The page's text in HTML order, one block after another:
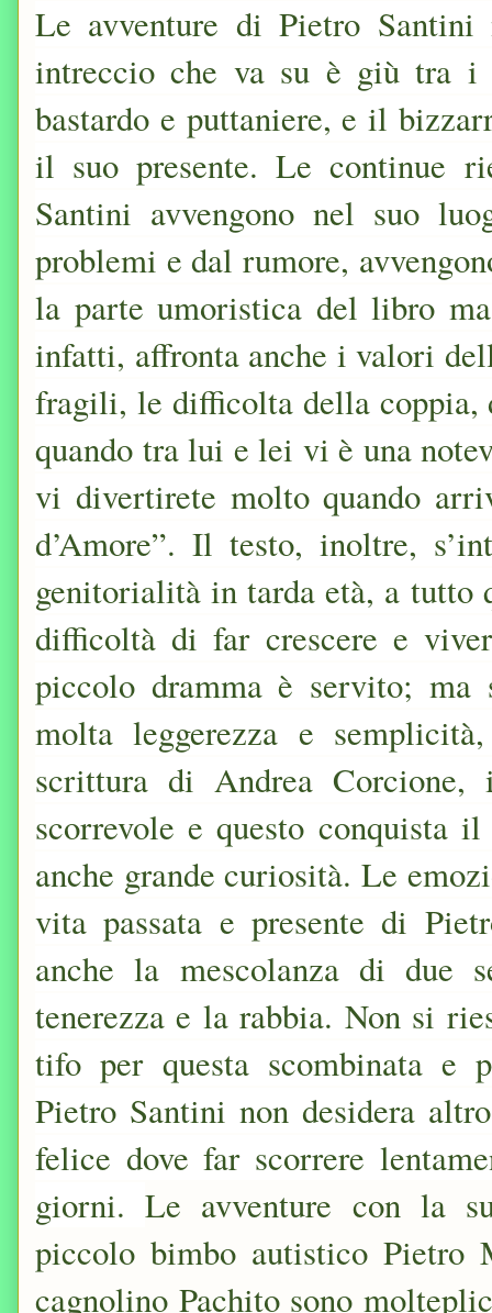
Le avventure di Pietro
intreccio che va su è giù tra i
bastardo e puttaniere, e il
il suo presente. Le continue
Santini avvengono nel suo
problemi e dal rumore,
la parte umoristica del libro
infatti, affronta anche i valori
fragili, le difficolta della coppia,
quando tra lui e lei vi è una
vi divertirete molto quando
d’Amore”. Il testo, inoltre,
genitorialità in tarda età, a tutto
difficoltà di far crescere e
piccolo dramma è servito;
molta leggerezza e
scrittura di Andrea
scorrevole e questo conquista
anche grande curiosità. Le
vita passata e presente di
anche la mescolanza di due
tenerezza e la rabbia. Non si
tifo per questa scombinata e
Pietro Santini non desidera
felice dove far scorrere
giorni.Le avventure con la
piccolo bimbo autistico
cagnolino Pachito sono